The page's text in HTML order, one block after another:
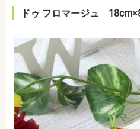
ドゥ フロマージュ